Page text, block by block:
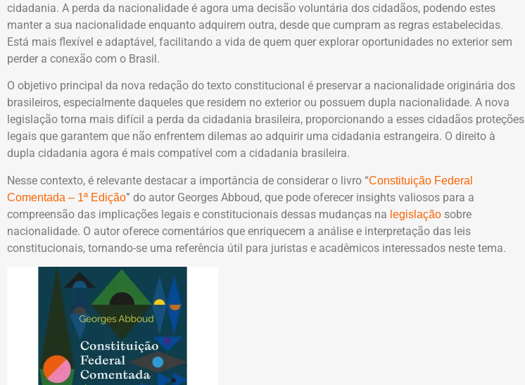
cidadania. A perda da nacionalidade é agora uma decisão voluntária dos cidadãos, podendo estes
manter a sua nacionalidade enquanto adquirem outra, desde que cumpram as regras estabelecidas.
Está mais flexível e adaptável, facilitando a vida de quem quer explorar oportunidades no exterior sem
perder a conexão com o Brasil.
O objetivo principal da nova redação do texto constitucional é preservar a nacionalidade originária dos
brasileiros, especialmente daqueles que residem no exterior ou possuem dupla nacionalidade. A nova
legislação torna mais difícil a perda da cidadania brasileira, proporcionando a esses cidadãos proteções
legais que garantem que não enfrentem dilemas ao adquirir uma cidadania estrangeira. O direito à
dupla cidadania agora é mais compatível com a cidadania brasileira.
Nesse contexto, é relevante destacar a importância de considerar o livro “Constituição Federal
Comentada – 1ª Edição” do autor Georges Abboud, que pode oferecer insights valiosos para a
compreensão das implicações legais e constitucionais dessas mudanças na legislação sobre
nacionalidade. O autor oferece comentários que enriquecem a análise e interpretação das leis
constitucionais, tornando-se uma referência útil para juristas e acadêmicos interessados neste tema.